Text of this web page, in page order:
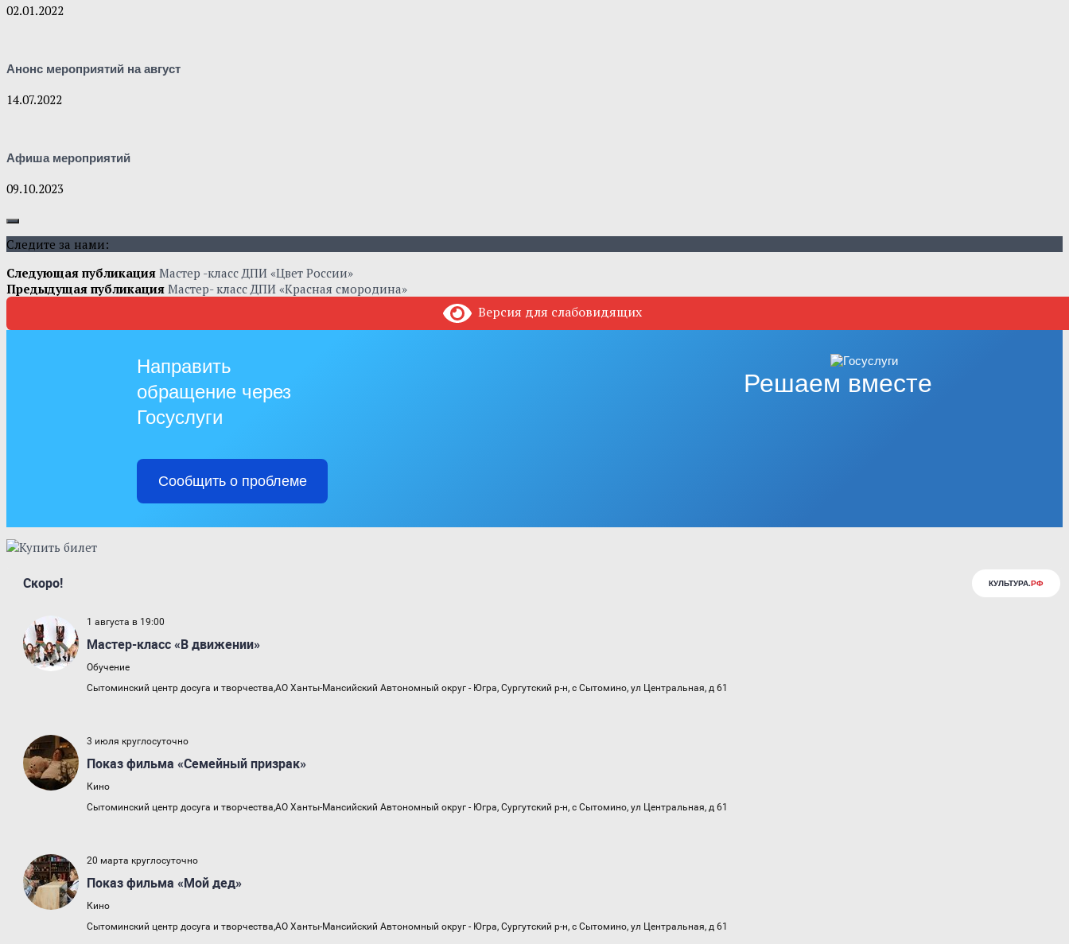
02.01.2022
Анонс мероприятий на август
14.07.2022
Афиша мероприятий
09.10.2023
Следите за нами:
Следующая публикация Мастер -класс ДПИ «Цвет России»
Предыдущая публикация Мастер- класс ДПИ «Красная смородина»
Версия для слабовидящих
Решаем вместе
Направить
обращение через
Госуслуги
Сообщить о проблеме